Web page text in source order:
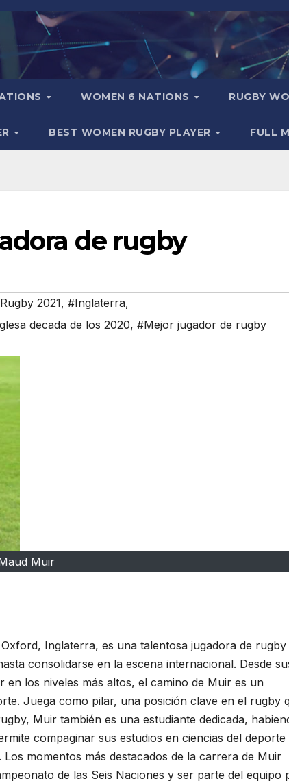
WOMEN 6 NATIONS RUGBY
BEST WOMEN RUGBY PLAYER FULL
de rugby
2021, #Inglaterra,
decada de los 2020, #Mejor jugador de rugby
Muir
Inglaterra, es una talentosa jugadora de rugby
consolidarse en la escena internacional. Desde
los niveles más altos, el camino de Muir es un
Juega como pilar, una posición clave en el rugby
Muir también es una estudiante dedicada,
compaginar sus estudios en ciencias del
momentos más destacados de la carrera de Muir
de las Seis Naciones y ser parte del equipo